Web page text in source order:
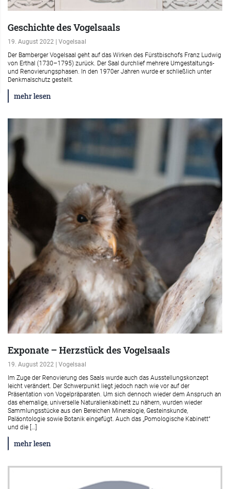
Geschichte des Vogelsaals
19. August 2022 | Vogelsaal
Der Bamberger Vogelsaal geht auf das Wirken des Fürstbischofs Franz Ludwig
von Erthal (1730–1795) zurück. Der Saal durchlief mehrere Umgestaltungs-
und Renovierungsphasen. In den 1970er Jahren wurde er schließlich unter
Denkmalschutz gestellt.
mehr lesen
Exponate – Herzstück des Vogelsaals
19. August 2022 | Vogelsaal
Im Zuge der Renovierung des Saals wurde auch das Ausstellungskonzept
leicht verändert. Der Schwerpunkt liegt jedoch nach wie vor auf der
Präsentation von Vogelpräparaten. Um sich dennoch wieder dem Anspruch an
das ehemalige, universelle Naturalienkabinett zu nähern, wurden wieder
Sammlungsstücke aus den Bereichen Mineralogie, Gesteinskunde,
Paläontologie sowie Botanik eingefügt. Auch das „Pomologische Kabinett“
und die […]
mehr lesen